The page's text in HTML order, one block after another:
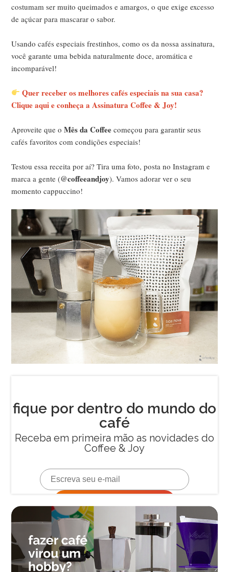
costumam ser muito queimados e amargos, o que exige excesso
de açúcar para mascarar o sabor.
Usando cafés especiais frestinhos, como os da nossa assinatura,
você garante uma bebida naturalmente doce, aromática e
incomparável!
Quer receber os melhores cafés especiais na sua casa?
Clique aqui e conheça a Assinatura Coffee & Joy!
Aproveite que oMês da Coffee começou para garantir seus
cafés favoritos com condições especiais!
Testou essa receita por aí? Tira uma foto, posta no Instagram e
marca a gente (@coffeeandjoy). Vamos adorar ver o seu
momento cappuccino!